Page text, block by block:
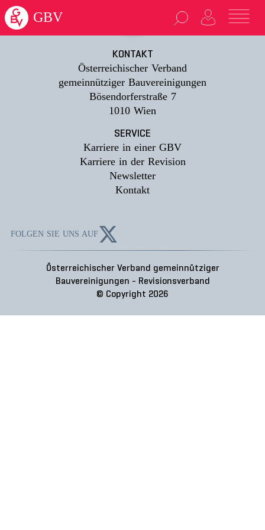
GBV
loading...
KONTAKT
Österreichischer Verband
gemeinnütziger Bauvereinigungen
Bösendorferstraße 7
1010 Wien
SERVICE
Karriere in einer GBV
Karriere in der Revision
Newsletter
Kontakt
FOLGEN SIE UNS AUF
Österreichischer Verband gemeinnütziger
Bauvereinigungen - Revisionsverband
© Copyright 2026